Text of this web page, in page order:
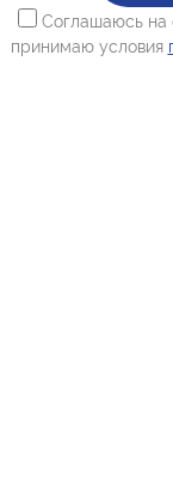
Соглашаюсь на
принимаю условия